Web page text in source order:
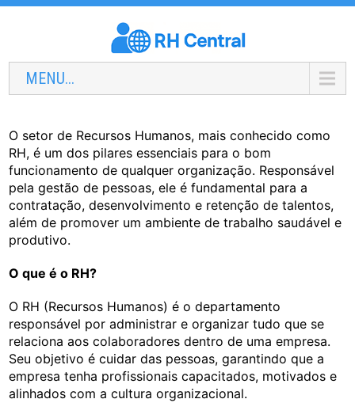
MENU...
O setor de Recursos Humanos, mais conhecido como
RH, é um dos pilares essenciais para o bom
funcionamento de qualquer organização. Responsável
pela gestão de pessoas, ele é fundamental para a
contratação, desenvolvimento e retenção de talentos,
além de promover um ambiente de trabalho saudável e
produtivo.
O que é o RH?
O RH (Recursos Humanos) é o departamento
responsável por administrar e organizar tudo que se
relaciona aos colaboradores dentro de uma empresa.
Seu objetivo é cuidar das pessoas, garantindo que a
empresa tenha profissionais capacitados, motivados e
alinhados com a cultura organizacional.